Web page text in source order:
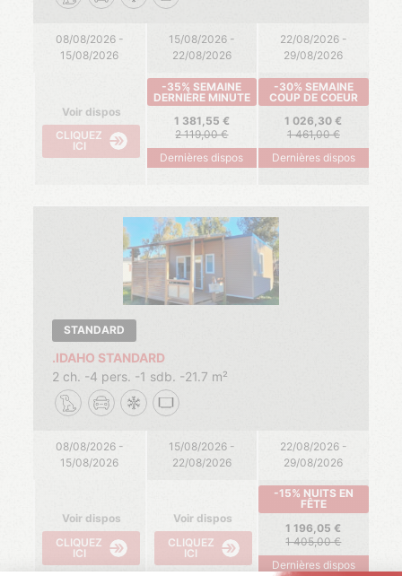
08/08/2026 -
15/08/2026
15/08/2026 -
22/08/2026
22/08/2026 -
29/08/2026
Voir dispos
CLIQUEZ
ICI
-35% SEMAINE
DERNIÈRE MINUTE
1 381,55
2 119,00
Dernières dispos
-30% SEMAINE
COUP DE COEUR
1 026,30
1 461,00
Dernières dispos
STANDARD
.IDAHO STANDARD
2 ch.
4 pers. 1 sdb. 21.7 m²
08/08/2026 -
15/08/2026
15/08/2026 -
22/08/2026
22/08/2026 -
29/08/2026
Voir dispos
CLIQUEZ
ICI
Voir dispos
CLIQUEZ
ICI
-15% NUITS EN
FÊTE
1 196,05
1 405,00
Dernières dispos